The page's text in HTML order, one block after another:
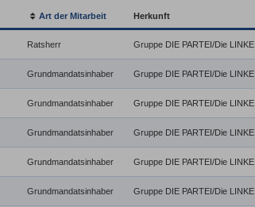
Art der Mitarbeit Herkunft
Ratsherr Gruppe DIE PARTEI/Die LINKE
Grundmandatsinhaber Gruppe DIE PARTEI/Die LINKE
Grundmandatsinhaber Gruppe DIE PARTEI/Die LINKE
Grundmandatsinhaber Gruppe DIE PARTEI/Die LINKE
Grundmandatsinhaber Gruppe DIE PARTEI/Die LINKE
Grundmandatsinhaber Gruppe DIE PARTEI/Die LINKE